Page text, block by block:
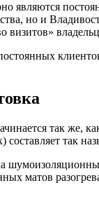
являются
но и
визитов»
так же,
так
матов